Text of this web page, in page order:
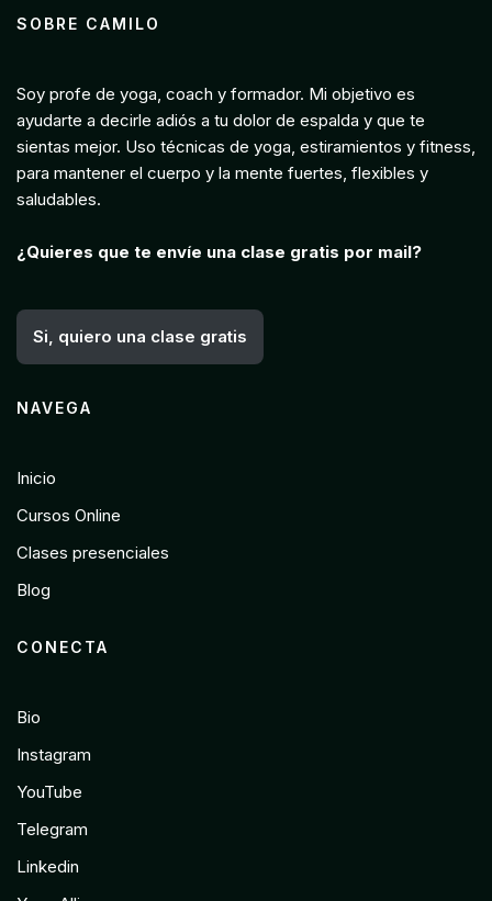
SOBRE CAMILO
Soy profe de yoga, coach y formador. Mi objetivo es
ayudarte a decirle adiós a tu dolor de espalda y que te
sientas mejor. Uso técnicas de yoga, estiramientos y fitness,
para mantener el cuerpo y la mente fuertes, flexibles y
saludables.
¿Quieres que te envíe una clase gratis por mail?
Si, quiero una clase gratis
NAVEGA
Inicio
Cursos Online
Clases presenciales
Blog
CONECTA
Bio
Instagram
YouTube
Telegram
Linkedin